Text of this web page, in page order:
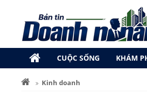
CUỘC SỐNG KHÁM
Kinh doanh